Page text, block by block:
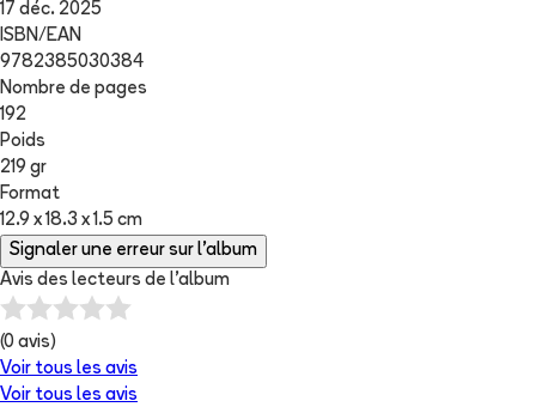
17 déc. 2025
ISBN/EAN
9782385030384
Nombre de pages
192
Poids
219 gr
Format
12.9 x 18.3 x 1.5 cm
Signaler une erreur sur l'album
Avis des lecteurs de l'album
(0 avis)
Voir tous les avis
Voir tous les avis